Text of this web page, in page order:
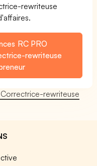
rewriteuse
RC PRO
rewriteuse
rewriteuse